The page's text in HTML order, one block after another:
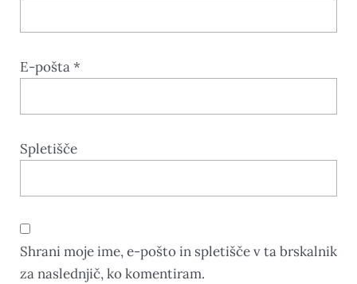
E-pošta*
Spletišče
Shrani moje ime, e-pošto in spletišče v ta brskalnik
za naslednjič, ko komentiram.